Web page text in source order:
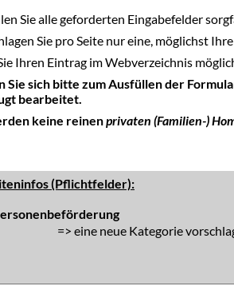
Sie alle geforderten Eingabefelder
Sie pro Seite nur eine, möglichst
Ihren Eintrag im Webverzeichnis
Sie sich bitte zum Ausfüllen der
bearbeitet.
keine reinenprivaten (Familien-)
(Pflichtfelder):
=> eine neue Kategorie